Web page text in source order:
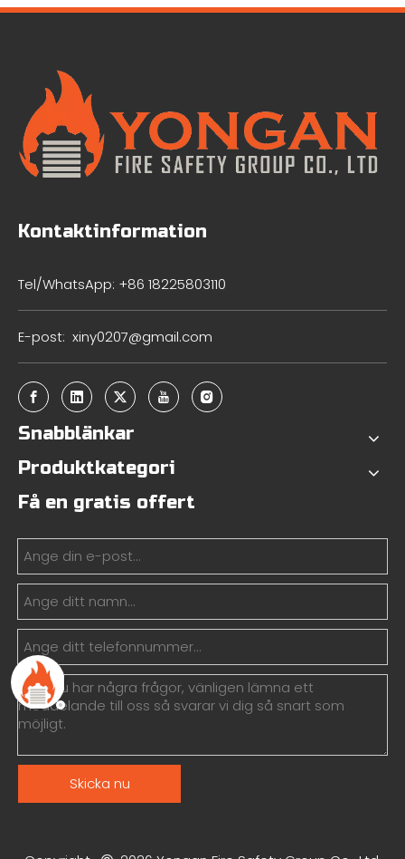
Kontaktinformation
Tel/WhatsApp: +86 18225803110
E-post: xiny0207@gmail.com
Snabblänkar
Produktkategori
Få en gratis offert
Skicka nu